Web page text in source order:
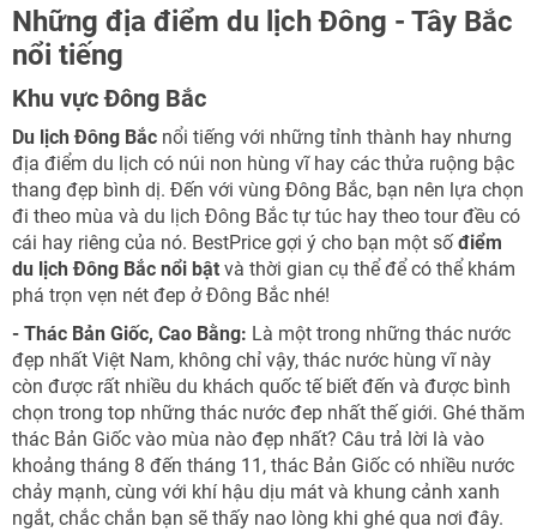
Những địa điểm du lịch Đông - Tây Bắc
nổi tiếng
Khu vực Đông Bắc
Du lịch Đông Bắc nổi tiếng với những tỉnh thành hay nhưng
địa điểm du lịch có núi non hùng vĩ hay các thửa ruộng bậc
thang đẹp bình dị. Đến với vùng Đông Bắc, bạn nên lựa chọn
đi theo mùa và du lịch Đông Bắc tự túc hay theo tour đều có
cái hay riêng của nó. BestPrice gợi ý cho bạn một sốđiểm
du lịch Đông Bắc nổi bật và thời gian cụ thể để có thể khám
phá trọn vẹn nét đep ở Đông Bắc nhé!
- Thác Bản Giốc, Cao Bằng: Là một trong những thác nước
đẹp nhất Việt Nam, không chỉ vậy, thác nước hùng vĩ này
còn được rất nhiều du khách quốc tế biết đến và được bình
chọn trong top những thác nước đep nhất thế giới. Ghé thăm
thác Bản Giốc vào mùa nào đẹp nhất? Câu trả lời là vào
khoảng tháng 8 đến tháng 11, thác Bản Giốc có nhiều nước
chảy mạnh, cùng với khí hậu dịu mát và khung cảnh xanh
ngắt, chắc chắn bạn sẽ thấy nao lòng khi ghé qua nơi đây.